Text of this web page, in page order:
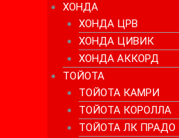
ХОНДА
ХОНДА ЦРВ
ХОНДА ЦИВИК
ХОНДА АККОРД
ТОЙОТА
ТОЙОТА КАМРИ
ТОЙОТА КОРОЛЛА
ТОЙОТА ЛК ПРАДО